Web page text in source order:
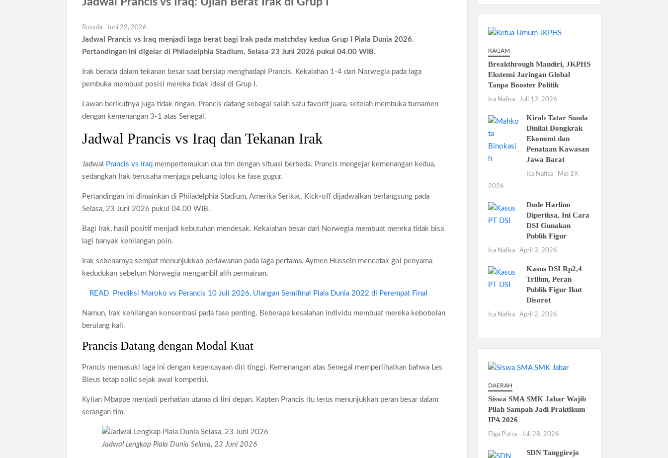
Australia Dukung Transformasi Layanan Kesehatan Primer Indonesia Lewat Riset
Harga Galaxy Z Fold 8 Naik hingga Rp9 Juta, Samsung Ungkap Alasannya
Rusyda Juni 22, 2026
Jadwal Prancis vs Iraq menjadi laga berat bagi Irak pada matchday kedua Grup I Piala Dunia 2026.
Pertandingan ini digelar di Philadelphia Stadium, Selasa 23 Juni 2026 pukul 04.00 WIB.
Irak berada dalam tekanan besar saat bersiap menghadapi Prancis. Kekalahan 1-4 dari Norwegia pada laga
pembuka membuat posisi mereka tidak ideal di Grup I.
Lawan berikutnya juga tidak ringan. Prancis datang sebagai salah satu favorit juara, setelah membuka turnamen
dengan kemenangan 3-1 atas Senegal.
Jadwal Prancis vs Iraq dan Tekanan Irak
Jadwal Prancis vs Iraq mempertemukan dua tim dengan situasi berbeda. Prancis mengejar kemenangan kedua,
sedangkan Irak berusaha menjaga peluang lolos ke fase gugur.
Pertandingan ini dimainkan di Philadelphia Stadium, Amerika Serikat. Kick-off dijadwalkan berlangsung pada
Selasa, 23 Juni 2026 pukul 04.00 WIB.
Bagi Irak, hasil positif menjadi kebutuhan mendesak. Kekalahan besar dari Norwegia membuat mereka tidak bisa
lagi banyak kehilangan poin.
Irak sebenarnya sempat menunjukkan perlawanan pada laga pertama. Aymen Hussein mencetak gol penyama
kedudukan sebelum Norwegia mengambil alih permainan.
READ Prediksi Maroko vs Perancis 10 Juli 2026, Ulangan Semifinal Piala Dunia 2022 di Perempat Final
Namun, Irak kehilangan konsentrasi pada fase penting. Beberapa kesalahan individu membuat mereka kebobolan
berulang kali.
Prancis Datang dengan Modal Kuat
Prancis memasuki laga ini dengan kepercayaan diri tinggi. Kemenangan atas Senegal memperlihatkan bahwa Les
Bleus tetap solid sejak awal kompetisi.
Kylian Mbappe menjadi perhatian utama di lini depan. Kapten Prancis itu terus menunjukkan peran besar dalam
serangan tim.
Jadwal Lengkap Piala Dunia Selasa, 23 Juni 2026
RAGAM
Breakthrough Mandiri, JKPHS
Ekstensi Jaringan Global
Tanpa Booster Politik
Ica Nafisa Juli 13, 2026
Kirab Tatar Sunda
Dinilai Dongkrak
Ekonomi dan
Penataan Kawasan
Jawa Barat
Ica Nafisa
Mei 19,
2026
Dude Harlino
Diperiksa, Ini Cara
DSI Gunakan
Publik Figur
Ica Nafisa April 3, 2026
Kasus DSI Rp2,4
Triliun, Peran
Publik Figur Ikut
Disorot
Ica Nafisa April 2, 2026
DAERAH
Siswa SMA SMK Jabar Wajib
Pilah Sampah Jadi Praktikum
IPA 2026
Elga Putra Juli 28, 2026
SDN Tanggirejo